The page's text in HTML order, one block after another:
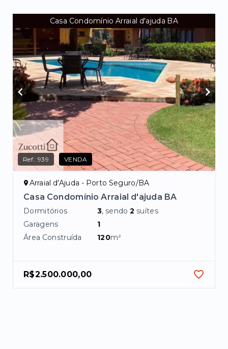
Casa Condomínio Arraial d'ajuda BA
Ref.:939 VENDA
Arraial d'Ajuda - Porto Seguro/BA
Casa Condomínio Arraial d'ajuda BA
Dormitórios 3, sendo2 suítes
Garagens
1
Área Construída
120m²
R$2.500.000,00